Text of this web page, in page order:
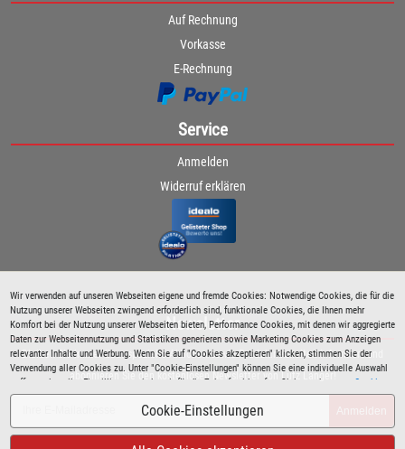
Wir verwenden auf unseren Webseiten eigene und fremde Cookies: Notwendige Cookies, die für die
Nutzung unserer Webseiten zwingend erforderlich sind, funktionale Cookies, die Ihnen mehr
Komfort bei der Nutzung unserer Webseiten bieten, Performance Cookies, mit denen wir aggregierte
Daten zur Webseitennutzung und Statistiken generieren sowie Marketing Cookies zum Anzeigen
relevanter Inhalte und Werbung. Wenn Sie auf "Cookies akzeptieren" klicken, stimmen Sie der
Verwendung aller Cookies zu. Unter "Cookie-Einstellungen" können Sie eine individuelle Auswahl
treffen und erteilte Einwilligungen jederzeit für die Zukunft widerrufen. Siehe auch unsere Cookie
Richtlinie.
Cookie-Einstellungen
Auf Rechnung
Vorkasse
E-Rechnung
Service
Anmelden
Widerruf erklären
Newsletter
Bleiben Sie immer über spezielle Aktionen sowie Produktneuheiten informiert und
abonnieren Sie den kostenlosen Newsletter von Lutz Langer!